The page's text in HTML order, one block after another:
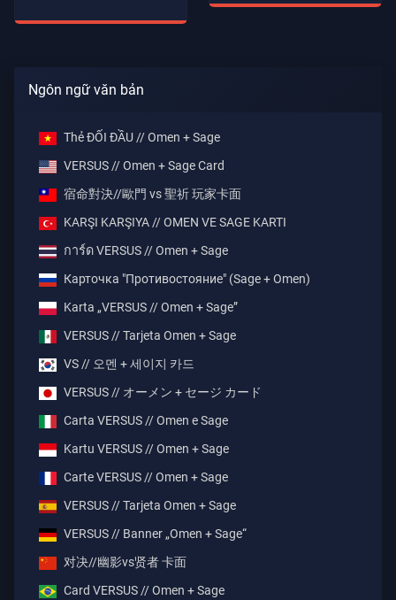
Ngôn ngữ văn bản
Thẻ ĐỐI ĐẦU // Omen + Sage
VERSUS // Omen + Sage Card
宿命對決//歐門 vs 聖祈 玩家卡面
KARŞI KARŞIYA // OMEN VE SAGE KARTI
การ์ด VERSUS // Omen + Sage
Карточка "Противостояние" (Sage + Omen)
Karta „VERSUS // Omen + Sage”
VERSUS // Tarjeta Omen + Sage
VS // 오멘 + 세이지 카드
VERSUS // オーメン + セージ カード
Carta VERSUS // Omen e Sage
Kartu VERSUS // Omen + Sage
Carte VERSUS // Omen + Sage
VERSUS // Tarjeta Omen + Sage
VERSUS // Banner „Omen + Sage“
对决//幽影vs贤者 卡面
Card VERSUS // Omen + Sage